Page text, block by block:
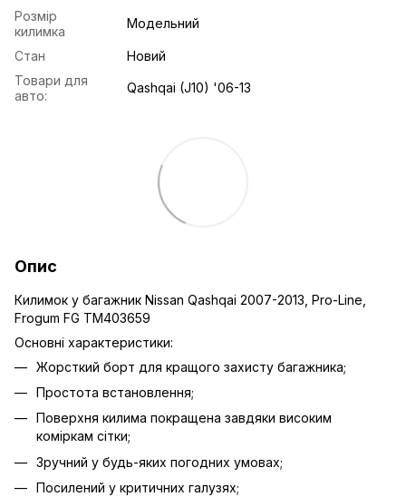
Розмір
килимка
Модельний
Стан
Новий
Товари для
авто:
Qashqai (J10) '06-13
Опис
Килимок у багажник Nissan Qashqai 2007-2013, Pro-Line,
Frogum FG TM403659
Основні характеристики:
Жорсткий борт для кращого захисту багажника;
Простота встановлення;
Поверхня килима покращена завдяки високим
коміркам сітки;
Зручний у будь-яких погодних умовах;
Посилений у критичних галузях;